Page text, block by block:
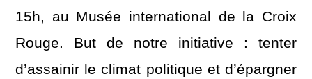
15h, au Musée international de la Croix
Rouge. But de notre initiative : tenter
d’assainir le climat politique et d’épargner